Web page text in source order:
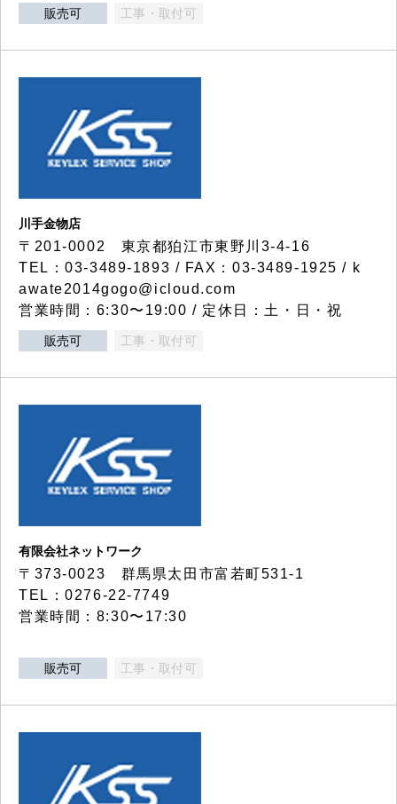
販売可 工事・取付可
川手金物店
〒201-0002 東京都狛江市東野川3-4-16
TEL：03-3489-1893 / FAX：03-3489-1925 / k
awate2014gogo@icloud.com
営業時間：6:30〜19:00 / 定休日：土・日・祝
販売可 工事・取付可
有限会社ネットワーク
〒373-0023 群馬県太田市富若町531-1
TEL：0276-22-7749
営業時間：8:30〜17:30
販売可 工事・取付可